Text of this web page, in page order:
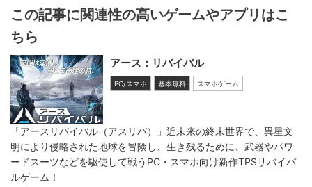
この記事に関連性の高いゲームやアプリはこ
ちら
アース：リバイバル
PC/スマホ 基本無料 スマホゲーム
「アースリバイバル（アスリバ）」近未来の終末世界で、異星文
明により侵略された地球を冒険し、生き残るために、武器やパワ
ードスーツなどを駆使して戦うPC・スマホ向け新作TPSサバイバ
ルゲーム！